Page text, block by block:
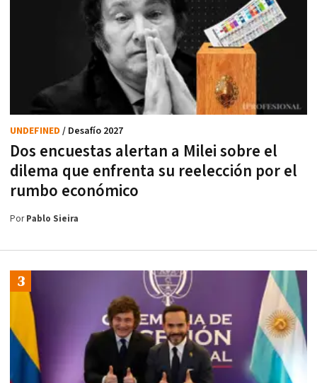
Dos encuestas alertan a Milei sobre el
dilema que enfrenta su reelección por el
rumbo económico
UNDEFINED / Desafío 2027
PorPablo Sieira